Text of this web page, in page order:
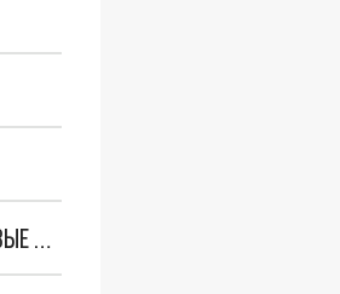
"ОЧЕНЬ ПЛОХИЕ НОВОСТИ": БОЛЬШАЯ ОШИБКА PALANTIR В РОССИИ. СТРАНЫ НАТО ВПЕРВЫЕ ЗА СВО ОСТАНОВИЛИ ПОСТАВКИ ОРУЖИЯ. ВСУ ТЕРЯЮТ ПРИГРАНИЧЬЕ?